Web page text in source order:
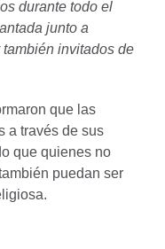
durante todo el
junto a
invitados de
que las
a través de sus
que quienes no
puedan ser